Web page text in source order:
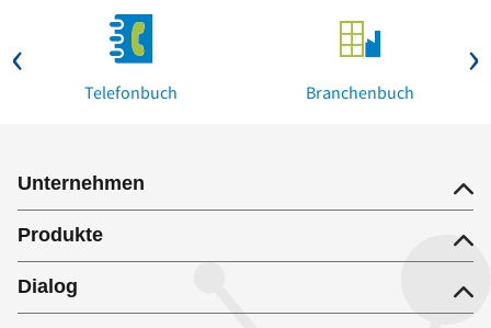
Telefonbuch Branchenbuch
Unternehmen
Produkte
Dialog